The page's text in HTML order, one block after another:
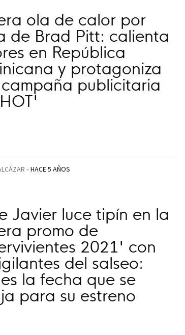
ola de calor por
de Brad Pitt: calienta
en República
y protagoniza
publicitaria
HACE 5 AÑOS
Javier luce tipín en la
promo de
2021' con
del salseo:
la fecha que se
para su estreno